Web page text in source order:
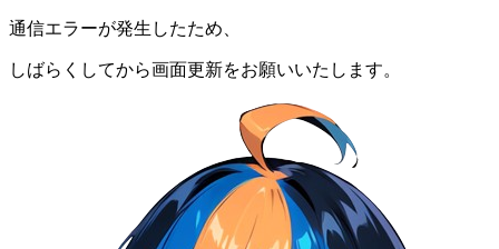
通信エラーが発生したため、
しばらくしてから画面更新をお願いいたします。